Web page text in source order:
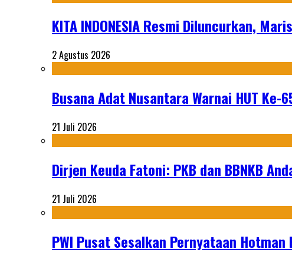
KITA INDONESIA Resmi Diluncurkan,
2 Agustus 2026
Busana Adat Nusantara Warnai HUT
21 Juli 2026
Dirjen Keuda Fatoni: PKB dan BBNKB
21 Juli 2026
PWI Pusat Sesalkan Pernyataan